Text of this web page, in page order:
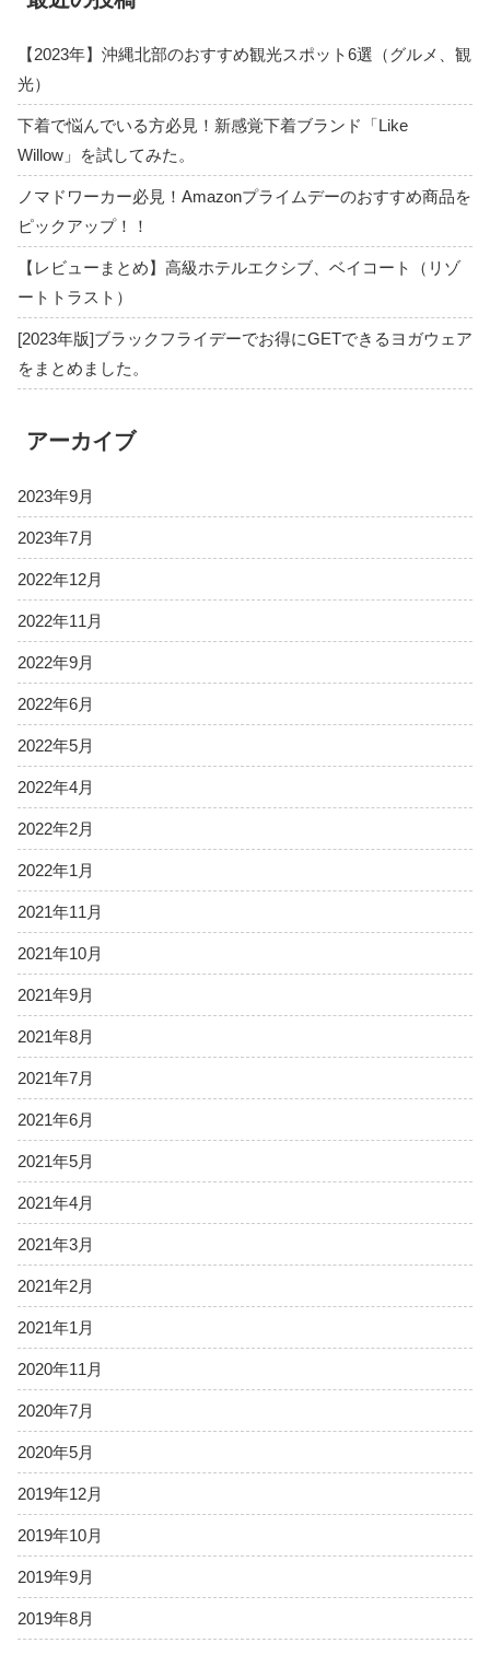
【2023年】沖縄北部のおすすめ観光スポット6選（グルメ、観
光）
下着で悩んでいる方必見！新感覚下着ブランド「Like
Willow」を試してみた。
ノマドワーカー必見！Amazonプライムデーのおすすめ商品を
ピックアップ！！
【レビューまとめ】高級ホテルエクシブ、ベイコート（リゾ
ートトラスト）
[2023年版]ブラックフライデーでお得にGETできるヨガウェア
をまとめました。
アーカイブ
2023年9月
2023年7月
2022年12月
2022年11月
2022年9月
2022年6月
2022年5月
2022年4月
2022年2月
2022年1月
2021年11月
2021年10月
2021年9月
2021年8月
2021年7月
2021年6月
2021年5月
2021年4月
2021年3月
2021年2月
2021年1月
2020年11月
2020年7月
2020年5月
2019年12月
2019年10月
2019年9月
2019年8月